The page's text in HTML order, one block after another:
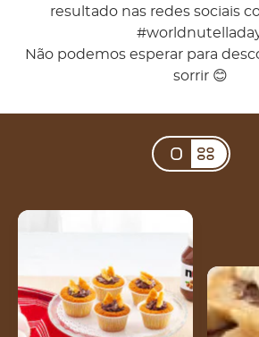
resultado nas redes sociais
Não podemos esperar para
sorrir 😊
Cupcakes with Nutella®